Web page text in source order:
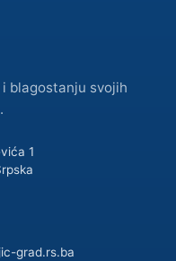
blagostanju svojih
1
grad.rs.ba